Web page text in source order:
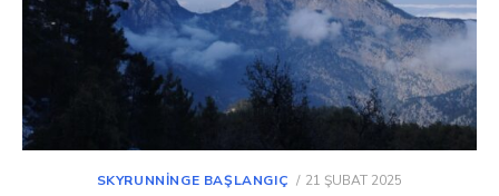
SKYRUNNINGE BAŞLANGIÇ
POSTED
21 ŞUBAT 2025